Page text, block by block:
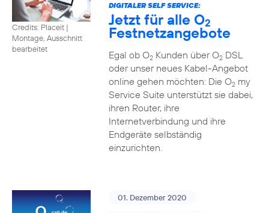
Credits: Placeit |
Montage, Ausschnitt
bearbeitet
DIGITALER SELF SERVICE:
Jetzt für alle O2
Festnetzangebote
Egal ob O2Kunden über O2DSL
oder unser neues Kabel-Angebot
online gehen möchten: Die O2my
Service Suite unterstützt sie dabei,
ihren Router, ihre
Internetverbindung und ihre
Endgeräte selbständig
einzurichten.
01. Dezember 2020